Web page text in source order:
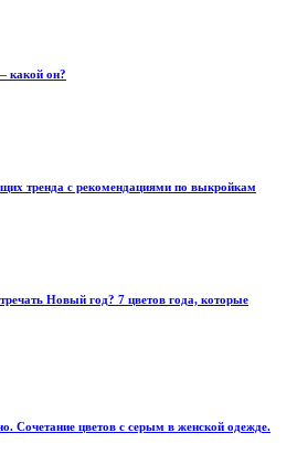
какой он?
тренда с рекомендациями по выкройкам
Новый год? 7 цветов года, которые
Сочетание цветов с серым в женской одежде.